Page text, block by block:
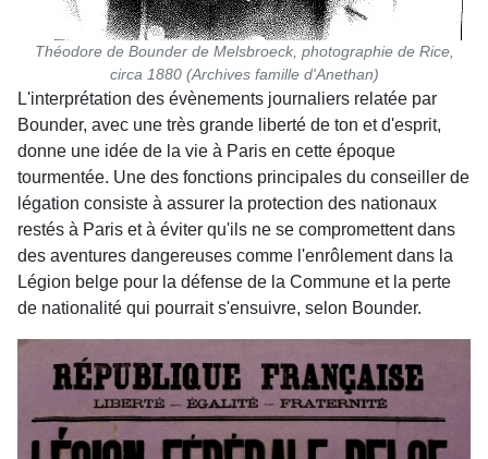
Théodore de Bounder de Melsbroeck, photographie de Rice,
circa 1880 (Archives famille d'Anethan)
L'interprétation des évènements journaliers relatée par
Bounder, avec une très grande liberté de ton et d'esprit,
donne une idée de la vie à Paris en cette époque
tourmentée. Une des fonctions principales du conseiller de
légation consiste à assurer la protection des nationaux
restés à Paris et à éviter qu'ils ne se compromettent dans
des aventures dangereuses comme l'enrôlement dans la
Légion belge pour la défense de la Commune et la perte
de nationalité qui pourrait s'ensuivre, selon Bounder.